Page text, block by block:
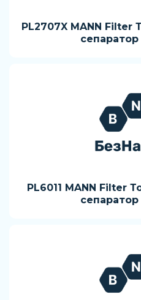
PL2707X MANN Filter
сепаратор
PL6011 MANN Filter
сепаратор